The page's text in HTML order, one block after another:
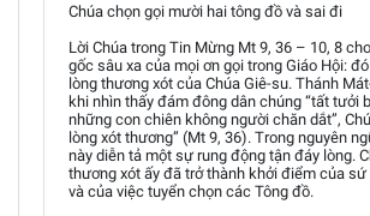
Chúa chọn gọi mười hai tông đồ và sai đi
Lời Chúa trong Tin Mừng Mt 9, 36 – 10, 8
gốc sâu xa của mọi ơn gọi trong Giáo Hội:
lòng thương xót của Chúa Giê-su. Thánh
khi nhìn thấy đám đông dân chúng “tất tưởi
những con chiên không người chăn dắt”,
lòng xót thương” (Mt 9, 36). Trong nguyên
này diễn tả một sự rung động tận đáy lòng.
thương xót ấy đã trở thành khởi điểm của
và của việc tuyển chọn các Tông đồ.